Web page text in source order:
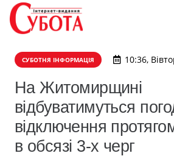
СУБОТНЯ ІНФОРМАЦІЯ 10:36,
На Житомирщині
відбуватимуться
відключення
в обсязі 3-х черг